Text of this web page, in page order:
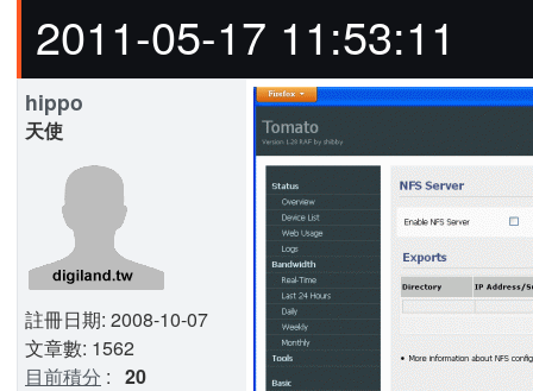
2011-05-17 11:53:11
hippo
天使
註冊日期: 2008-10-07
文章數: 1562
目前積分 : 20